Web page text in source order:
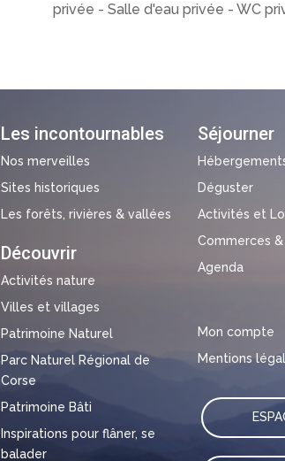
privée - Salle d'eau privée - WC
Les incontournables
Nos merveilles
Sites historiques
Les forêts, rivières & vallées
Découvrir
Activités nature
Villes et villages
Patrimoine Naturel
Parc Naturel Régional de
Corse
Patrimoine Bâti
Inspirations pour flâner, se
balader
Séjourner
Déguster
Activités et
Commerces
Agenda
Mon compte
Mentions